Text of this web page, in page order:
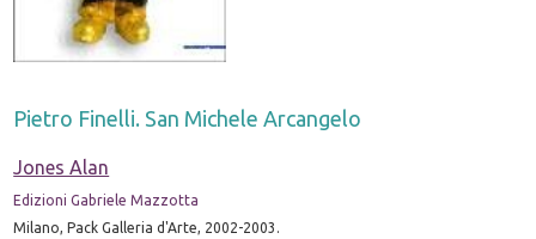
Pietro Finelli. San Michele Arcangelo
Jones Alan
Edizioni Gabriele Mazzotta
Milano, Pack Galleria d'Arte, 2002-2003.